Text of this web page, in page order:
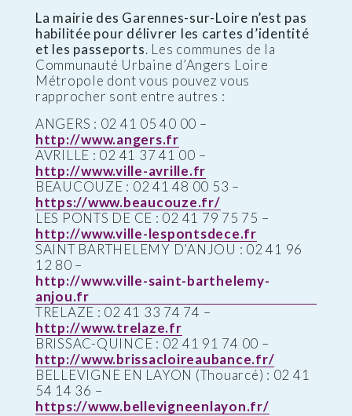
La mairie des Garennes-sur-Loire n’est pas
habilitée pour délivrer les cartes d’identité
et les passeports. Les communes de la
Communauté Urbaine d’Angers Loire
Métropole dont vous pouvez vous
rapprocher sont entre autres :
ANGERS : 02 41 05 40 00 –
http://www.angers.fr
AVRILLE : 02 41 37 41 00 –
http://www.ville-avrille.fr
BEAUCOUZE : 02 41 48 00 53 –
https://www.beaucouze.fr/
LES PONTS DE CE : 02 41 79 75 75 –
http://www.ville-lespontsdece.fr
SAINT BARTHELEMY D’ANJOU : 02 41 96
12 80 –
http://www.ville-saint-barthelemy-
anjou.fr
TRELAZE : 02 41 33 74 74 –
http://www.trelaze.fr
BRISSAC-QUINCE : 02 41 91 74 00 –
http://www.brissacloireaubance.fr/
BELLEVIGNE EN LAYON (Thouarcé) : 02 41
54 14 36 –
https://www.bellevigneenlayon.fr/